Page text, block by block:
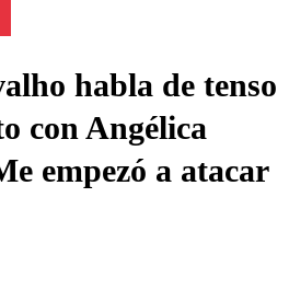
habla de tenso
con Angélica
empezó a atacar